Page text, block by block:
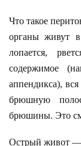
Что такое
органы живут в
лопается,
содержимое
аппендикса),
брюшную
брюшины. Это
Острый живот —